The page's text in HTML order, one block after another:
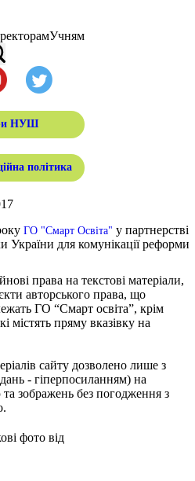
Учням
НУШ
політика
ГО "Смарт Освіта" у партнерстві
України для комунікації реформи
права на текстові матеріали,
авторського права, що
ГО “Смарт освіта”, крім
містять пряму вказівку на
сайту дозволено лише з
- гіперпосиланням) на
зображень без погодження з
фото від